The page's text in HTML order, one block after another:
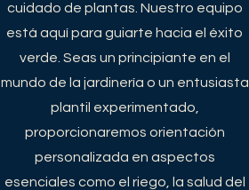
cuidado de plantas. Nuestro equipo
está aquí para guiarte hacia el éxito
verde. Seas un principiante en el
mundo de la jardinería o un entusiasta
plantil experimentado,
proporcionaremos orientación
personalizada en aspectos
esenciales como el riego, la salud del